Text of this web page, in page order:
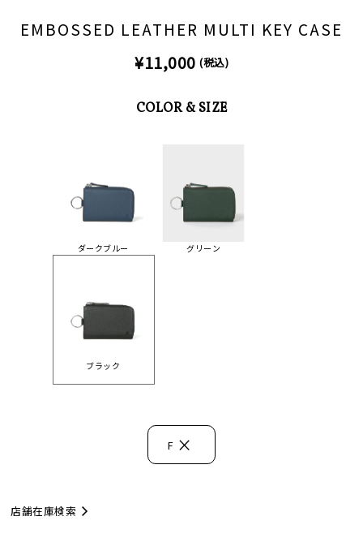
EMBOSSED LEATHER MULTI KEY CASE
¥11,000 (税込)
COLOR & SIZE
ダークブルー グリーン
ブラック
F ×
店舗在庫検索